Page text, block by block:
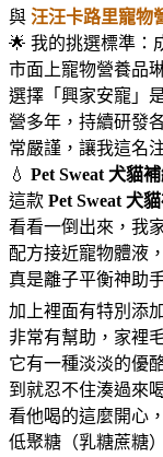
與 汪汪卡路里寵物
🌟 我的挑選標準：
市面上寵物營養品
選擇「興家安寵」
營多年，持續研發
常嚴謹，讓我這名
💧 Pet Sweat 犬貓
這款 Pet Sweat 犬
看看一倒出來，我
配方接近寵物體液
真是離子平衡神助
加上裡面有特別添
非常有幫助，家裡
它有一種淡淡的優
到就忍不住湊過來
看他喝的這麼開心
低聚糖（乳糖蔗糖